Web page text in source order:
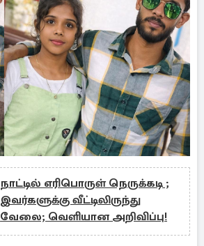
நாட்டில் எரிபொருள் நெருக்கடி ;
இவர்களுக்கு வீட்டிலிருந்து
வேலை; வெளியான அறிவிப்பு!